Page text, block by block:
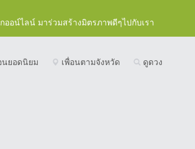
อน์ไลน์ มาร่วมสร้างมิตรภาพดีๆไปกับเรา
นยอดนิยม เพื่อนตามจังหวัด ดูดวง